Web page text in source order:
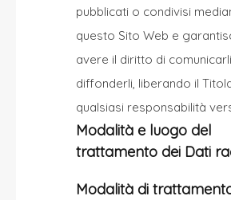
pubblicati o condivisi
questo Sito Web e
avere il diritto di
diffonderli, liberando il
qualsiasi responsabilità
Modalità e luogo del
trattamento dei Dati
Modalità di